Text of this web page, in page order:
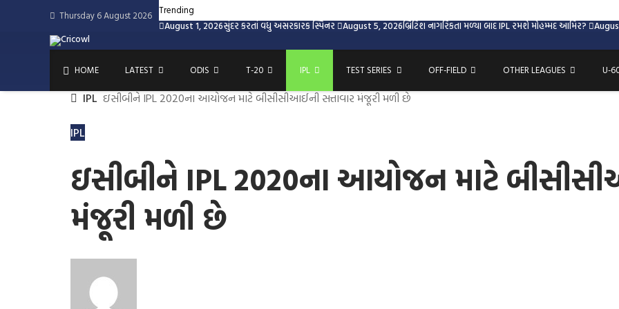
Thursday 6 August 2026 Trending
August 1, 2026સુંદર કરતાં વધુ અસરકારક સ્પિનર August 5, 2026બ્રિટિશ નાગરિકતા મળ્યા બાદ IPL રમશે મોહમ્મદ આમિર?
HOME LATEST ODIS T-20 IPL TEST SERIES OFF-FIELD OTHER LEAGUES U-
IPL ઇસીબીને IPL 2020ના આયોજન માટે બીસીસીઆઈની સત્તાવાર મંજૂરી મળી છે
IPL
ઇસીબીને IPL 2020ના આયોજન માટે
મંજૂરી મળી છે